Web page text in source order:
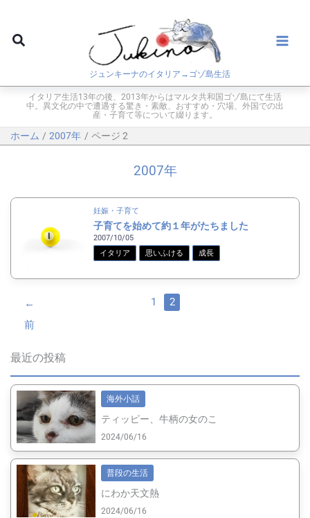
検
ジュンキーナのイタリア→ゴゾ島生活
イタリア生活13年の後、2013年からはマルタ共和国ゴゾ島にて生活
中。異文化の中で遭遇する驚き・素敵、おすすめ・穴場、外国での出
産・子育て等について綴ります。
ホーム 2007年 ページ 2
2007年
妊娠・子育て
子育てを始めて約１年がたちました
2007/10/05
イタリア
思いふける 成長
←
前
1 2
最近の投稿
海外小話
ティッピー、牛柄の女のこ
2024/06/16
普段の生活
にわか天文熱
2024/06/16